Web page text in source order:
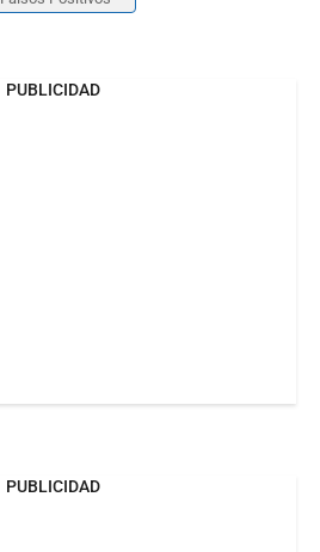
PUBLICIDAD
PUBLICIDAD